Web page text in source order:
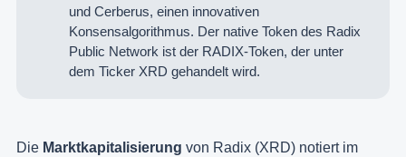
und Cerberus, einen innovativen
Konsensalgorithmus. Der native Token des Radix
Public Network ist der RADIX-Token, der unter
dem Ticker XRD gehandelt wird.
Die Marktkapitalisierung von Radix (XRD) notiert im